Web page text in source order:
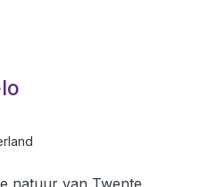
natuur van Twente